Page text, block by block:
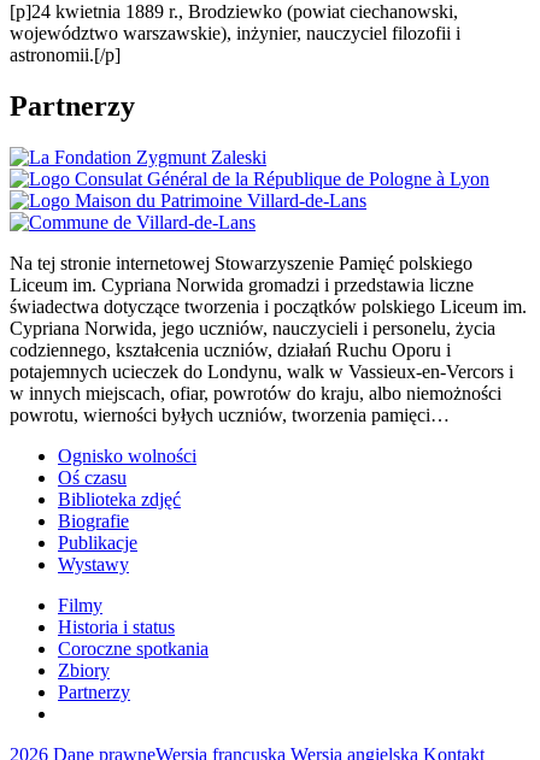
[p]24 kwietnia 1889 r., Brodziewko (powiat ciechanowski,
województwo warszawskie), inżynier, nauczyciel filozofii i
astronomii.[/p]
Partnerzy
Na tej stronie internetowej Stowarzyszenie Pamięć polskiego
Liceum im. Cypriana Norwida gromadzi i przedstawia liczne
świadectwa dotyczące tworzenia i początków polskiego Liceum im.
Cypriana Norwida, jego uczniów, nauczycieli i personelu, życia
codziennego, kształcenia uczniów, działań Ruchu Oporu i
potajemnych ucieczek do Londynu, walk w Vassieux-en-Vercors i
w innych miejscach, ofiar, powrotów do kraju, albo niemożności
powrotu, wierności byłych uczniów, tworzenia pamięci…
Ognisko wolności
Oś czasu
Biblioteka zdjęć
Biografie
Publikacje
Wystawy
Filmy
Historia i status
Coroczne spotkania
Zbiory
Partnerzy
2026 Dane prawneWersja francuska Wersja angielska Kontakt